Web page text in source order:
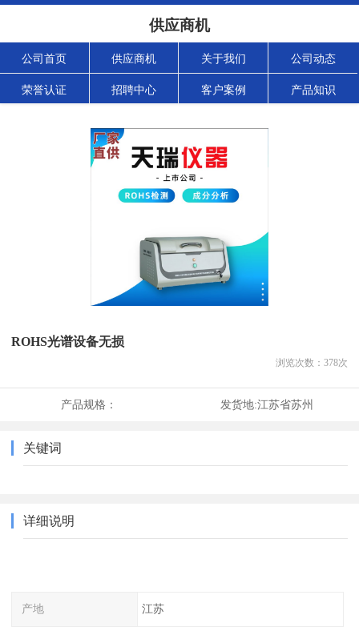
供应商机
公司首页 供应商机 关于我们 公司动态
荣誉认证 招聘中心 客户案例 产品知识
ROHS光谱设备无损
浏览次数： 378次
产品规格： 发货地:江苏省苏州
关键词
详细说明
产地 江苏